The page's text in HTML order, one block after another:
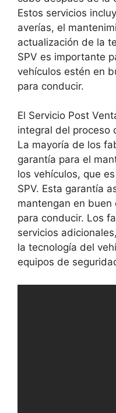
Estos servicios
averías, el
actualización de la
SPV es importante
vehículos estén en
para conducir.
El Servicio Post
integral del proceso
La mayoría de los
garantía para el
los vehículos, que
SPV. Esta garantía
mantengan en buen
para conducir. Los
servicios
la tecnología del
equipos de